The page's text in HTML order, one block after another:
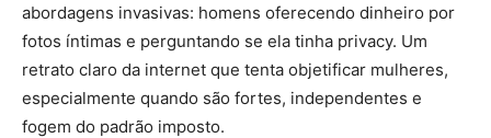
abordagens invasivas: homens oferecendo dinheiro por
fotos íntimas e perguntando se ela tinha privacy. Um
retrato claro da internet que tenta objetificar mulheres,
especialmente quando são fortes, independentes e
fogem do padrão imposto.